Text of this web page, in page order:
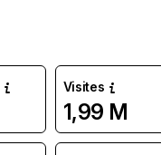
Visites
1,99 M